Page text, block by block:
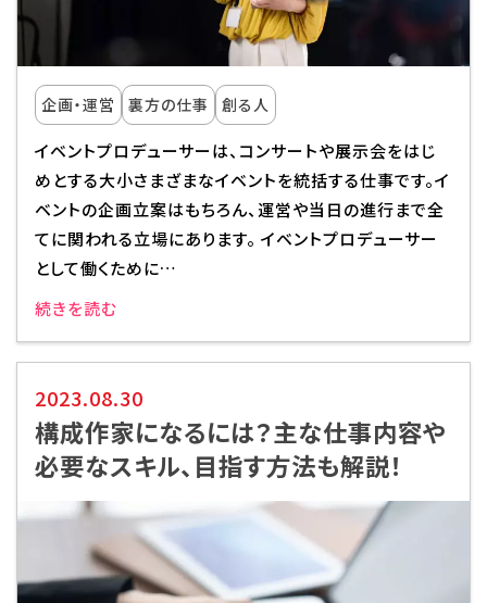
企画・運営 裏方の仕事 創る人
イベントプロデューサーは、コンサートや展示会をはじ
めとする大小さまざまなイベントを統括する仕事です。イ
ベントの企画立案はもちろん、運営や当日の進行まで全
てに関われる立場にあります。 イベントプロデューサー
として働くために…
続きを読む
2023.08.30
構成作家になるには？主な仕事内容や
必要なスキル、目指す方法も解説！